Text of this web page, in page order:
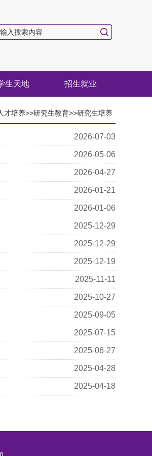
生天地 招生就业
才培养>>研究生教育>>研究生培养
2026-07-03
2026-05-06
2026-04-27
2026-01-21
2026-01-06
2025-12-29
2025-12-29
2025-12-19
2025-11-11
2025-10-27
2025-09-05
2025-07-15
2025-06-27
2025-04-28
2025-04-18